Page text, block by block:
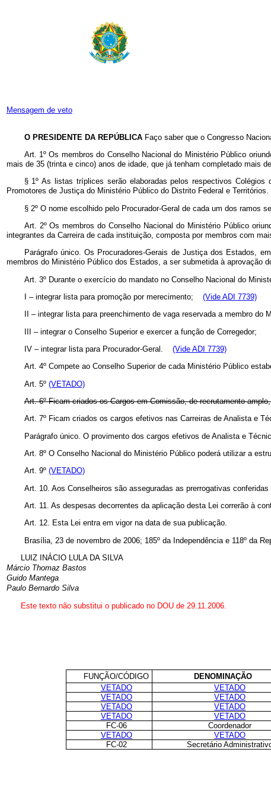
Mensagem de veto
O PRESIDENTE DA REPÚBLICA Faço saber que o Congresso
Art. 1º Os membros do Conselho Nacional do Ministério Público
mais de 35 (trinta e cinco) anos de idade, que já tenham completado mais
§ 1º As listas tríplices serão elaboradas pelos respectivos
Promotores de Justiça do Ministério Público do Distrito Federal e Territórios.
§ 2º O nome escolhido pelo Procurador-Geral de cada um dos ramos
Art. 2º Os membros do Conselho Nacional do Ministério Público
integrantes da Carreira de cada instituição, composta por membros com
Parágrafo único. Os Procuradores-Gerais de Justiça dos Estados,
membros do Ministério Público dos Estados, a ser submetida à aprovação
Art. 3º Durante o exercício do mandato no Conselho Nacional do
I – integrar lista para promoção por merecimento; (Vide ADI 7739)
II – integrar lista para preenchimento de vaga reservada a membro do
III – integrar o Conselho Superior e exercer a função de Corregedor;
IV – integrar lista para Procurador-Geral.
(Vide ADI 7739)
Art. 4º Compete ao Conselho Superior de cada Ministério Público
Art. 5º (VETADO)
Art. 6º Ficam criados os Cargos em Comissão, de recrutamento
Art. 7º Ficam criados os cargos efetivos nas Carreiras de Analista e
Parágrafo único. O provimento dos cargos efetivos de Analista e
Art. 8º O Conselho Nacional do Ministério Público poderá utilizar a
Art. 9º (VETADO)
Art. 10. Aos Conselheiros são asseguradas as prerrogativas
Art. 11. As despesas decorrentes da aplicação desta Lei correrão à
Art. 12. Esta Lei entra em vigor na data de sua publicação.
Brasília, 23 de novembro de 2006; 185º da Independência e 118º da
LUIZ INÁCIO LULA DA SILVA
Márcio Thomaz Bastos
Guido Mantega
Paulo Bernardo Silva
Este texto não substitui o publicado no DOU de 29.11.2006.
FUNÇÃO/CÓDIGO DENOMINAÇÃO
VETADO
VETADO
VETADO
VETADO
VETADO
VETADO
VETADO
VETADO
FC-06
Coordenador
VETADO
VETADO
FC-02
Secretário